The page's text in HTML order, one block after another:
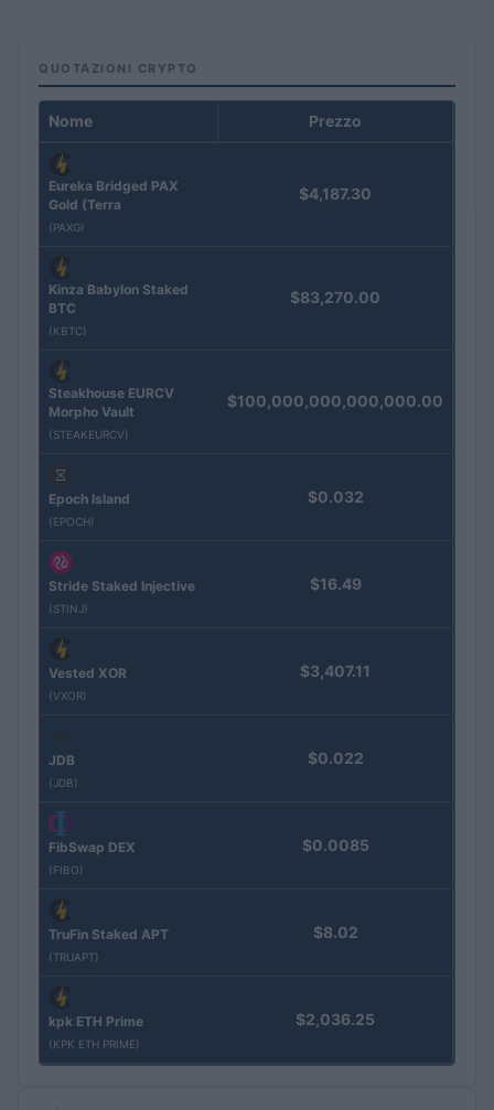
QUOTAZIONI CRYPTO
Nome Prezzo
Eureka Bridged PAX
Gold (Terra
(PAXG)
$4,187.30
Kinza Babylon Staked
BTC
(KBTC)
$83,270.00
Steakhouse EURCV
Morpho Vault
(STEAKEURCV)
$100,000,000,000,000.00
Epoch Island
(EPOCH)
$0.032
Stride Staked Injective
(STINJ)
$16.49
Vested XOR
(VXOR)
$3,407.11
JDB
(JDB)
$0.022
FibSwap DEX
(FIBO)
$0.0085
TruFin Staked APT
(TRUAPT)
$8.02
kpk ETH Prime
(KPK ETH PRIME)
$2,036.25